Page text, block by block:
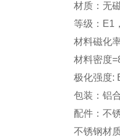
材质：无
等级：E1
材料磁化
材料密度
极化强度:
包装：铝
配件：不
不锈钢材